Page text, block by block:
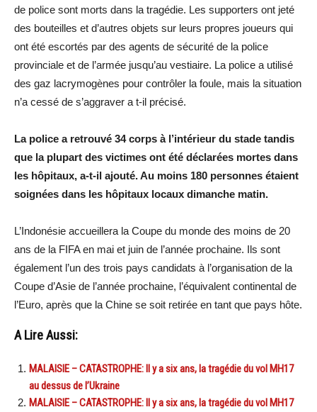
de police sont morts dans la tragédie. Les supporters ont jeté
des bouteilles et d’autres objets sur leurs propres joueurs qui
ont été escortés par des agents de sécurité de la police
provinciale et de l’armée jusqu’au vestiaire. La police a utilisé
des gaz lacrymogènes pour contrôler la foule, mais la situation
n’a cessé de s’aggraver a t-il précisé.
La police a retrouvé 34 corps à l’intérieur du stade tandis
que la plupart des victimes ont été déclarées mortes dans
les hôpitaux, a-t-il ajouté. Au moins 180 personnes étaient
soignées dans les hôpitaux locaux dimanche matin.
L’Indonésie accueillera la Coupe du monde des moins de 20
ans de la FIFA en mai et juin de l’année prochaine. Ils sont
également l’un des trois pays candidats à l’organisation de la
Coupe d’Asie de l’année prochaine, l’équivalent continental de
l’Euro, après que la Chine se soit retirée en tant que pays hôte.
A Lire Aussi:
MALAISIE – CATASTROPHE: Il y a six ans, la tragédie du vol MH17
au dessus de l’Ukraine
MALAISIE – CATASTROPHE: Il y a six ans, la tragédie du vol MH17